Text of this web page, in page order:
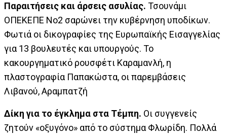
Παραιτήσεις και άρσεις ασυλίας. Τσουνάμι
ΟΠΕΚΕΠΕ Νο2 σαρώνει την κυβέρνηση υποδίκων.
Φωτιά οι δικογραφίες της Ευρωπαϊκής Εισαγγελίας
για 13 βουλευτές και υπουργούς. Το
κακουργηματικό ρουσφέτι Καραμανλή, η
πλαστογραφία Παπακώστα, οι παρεμβάσεις
Λιβανού, Αραμπατζή
Δίκη για το έγκλημα στα Τέμπη. Οι συγγενείς
ζητούν «οξυγόνο» από το σύστημα Φλωρίδη. Πολλά